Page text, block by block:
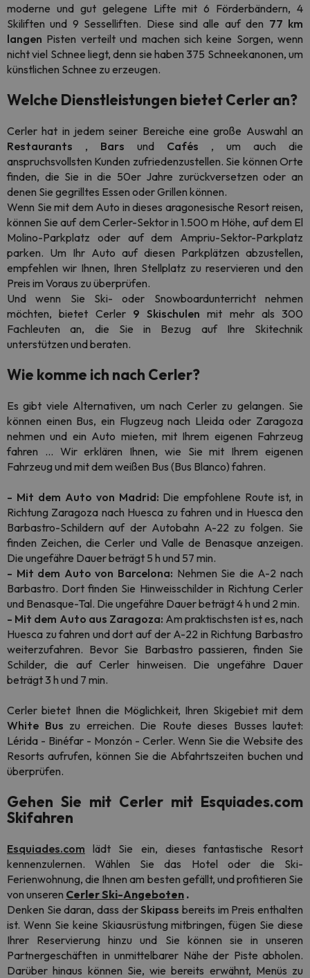
moderne und gut gelegene Lifte mit 6 Förderbändern, 4
Skiliften und 9 Sesselliften. Diese sind alle auf den 77 km
langen Pisten verteilt und machen sich keine Sorgen, wenn
nicht viel Schnee liegt, denn sie haben 375 Schneekanonen, um
künstlichen Schnee zu erzeugen.
Welche Dienstleistungen bietet Cerler an?
Cerler hat in jedem seiner Bereiche eine große Auswahl an
Restaurants , Bars und Cafés , um auch die
anspruchsvollsten Kunden zufriedenzustellen. Sie können Orte
finden, die Sie in die 50er Jahre zurückversetzen oder an
denen Sie gegrilltes Essen oder Grillen können.
Wenn Sie mit dem Auto in dieses aragonesische Resort reisen,
können Sie auf dem Cerler-Sektor in 1.500 m Höhe, auf dem El
Molino-Parkplatz oder auf dem Ampriu-Sektor-Parkplatz
parken. Um Ihr Auto auf diesen Parkplätzen abzustellen,
empfehlen wir Ihnen, Ihren Stellplatz zu reservieren und den
Preis im Voraus zu überprüfen.
Und wenn Sie Ski- oder Snowboardunterricht nehmen
möchten, bietet Cerler 9 Skischulen mit mehr als 300
Fachleuten an, die Sie in Bezug auf Ihre Skitechnik
unterstützen und beraten.
Wie komme ich nach Cerler?
Es gibt viele Alternativen, um nach Cerler zu gelangen. Sie
können einen Bus, ein Flugzeug nach Lleida oder Zaragoza
nehmen und ein Auto mieten, mit Ihrem eigenen Fahrzeug
fahren ... Wir erklären Ihnen, wie Sie mit Ihrem eigenen
Fahrzeug und mit dem weißen Bus (Bus Blanco) fahren.
- Mit dem Auto von Madrid: Die empfohlene Route ist, in
Richtung Zaragoza nach Huesca zu fahren und in Huesca den
Barbastro-Schildern auf der Autobahn A-22 zu folgen. Sie
finden Zeichen, die Cerler und Valle de Benasque anzeigen.
Die ungefähre Dauer beträgt 5 h und 57 min.
- Mit dem Auto von Barcelona: Nehmen Sie die A-2 nach
Barbastro. Dort finden Sie Hinweisschilder in Richtung Cerler
und Benasque-Tal. Die ungefähre Dauer beträgt 4 h und 2 min.
- Mit dem Auto aus Zaragoza: Am praktischsten ist es, nach
Huesca zu fahren und dort auf der A-22 in Richtung Barbastro
weiterzufahren. Bevor Sie Barbastro passieren, finden Sie
Schilder, die auf Cerler hinweisen. Die ungefähre Dauer
beträgt 3 h und 7 min.
Cerler bietet Ihnen die Möglichkeit, Ihren Skigebiet mit dem
White Bus zu erreichen. Die Route dieses Busses lautet:
Lérida - Binéfar - Monzón - Cerler. Wenn Sie die Website des
Resorts aufrufen, können Sie die Abfahrtszeiten buchen und
überprüfen.
Gehen Sie mit Cerler mit Esquiades.com
Skifahren
Esquiades.com lädt Sie ein, dieses fantastische Resort
kennenzulernen. Wählen Sie das Hotel oder die Ski-
Ferienwohnung, die Ihnen am besten gefällt, und profitieren Sie
von unseren Cerler Ski-Angeboten .
Denken Sie daran, dass derSkipass bereits im Preis enthalten
ist. Wenn Sie keine Skiausrüstung mitbringen, fügen Sie diese
Ihrer Reservierung hinzu und Sie können sie in unseren
Partnergeschäften in unmittelbarer Nähe der Piste abholen.
Darüber hinaus können Sie, wie bereits erwähnt, Menüs zu